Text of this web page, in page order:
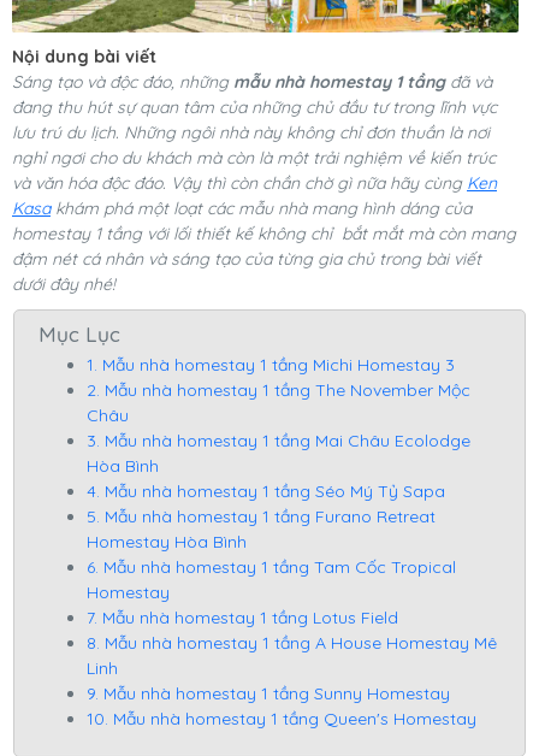
Nội dung bài viết
Sáng tạo và độc đáo, những mẫu nhà homestay 1 tầngđã và
đang thu hút sự quan tâm của những chủ đầu tư trong lĩnh vực
lưu trú du lịch. Những ngôi nhà này không chỉ đơn thuần là nơi
nghỉ ngơi cho du khách mà còn là một trải nghiệm về kiến trúc
và văn hóa độc đáo. Vậy thì còn chần chờ gì nữa hãy cùng Ken
Kasakhám phá một loạt các mẫu nhà mang hình dáng của
homestay 1 tầng với lối thiết kế không chỉ bắt mắt mà còn mang
đậm nét cá nhân và sáng tạo của từng gia chủ trong bài viết
dưới đây nhé!
Mục Lục
1. Mẫu nhà homestay 1 tầng Michi Homestay 3
2. Mẫu nhà homestay 1 tầng The November Mộc
Châu
3. Mẫu nhà homestay 1 tầng Mai Châu Ecolodge
Hòa Bình
4. Mẫu nhà homestay 1 tầng Séo Mý Tỷ Sapa
5. Mẫu nhà homestay 1 tầng Furano Retreat
Homestay Hòa Bình
6. Mẫu nhà homestay 1 tầng Tam Cốc Tropical
Homestay
7. Mẫu nhà homestay 1 tầng Lotus Field
8. Mẫu nhà homestay 1 tầng A House Homestay Mê
Linh
9. Mẫu nhà homestay 1 tầng Sunny Homestay
10. Mẫu nhà homestay 1 tầng Queen's Homestay